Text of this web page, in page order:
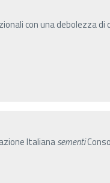
con una debolezza
Italianasementi